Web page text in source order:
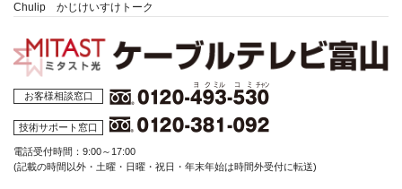
Chulip かじけいすけトーク
お客様相談窓口
技術サポート窓口
電話受付時間：9:00～17:00
(記載の時間以外・土曜・日曜・祝日・年末年始は時間外受付に転送)